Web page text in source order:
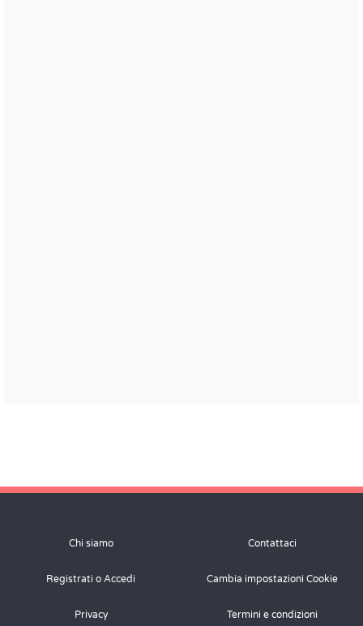
Chi siamo Contattaci
Registrati o Accedi Cambia impostazioni Cookie
Privacy Termini e condizioni